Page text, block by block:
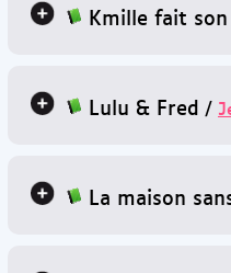
Kmille fait
Lulu & Fred /
La maison